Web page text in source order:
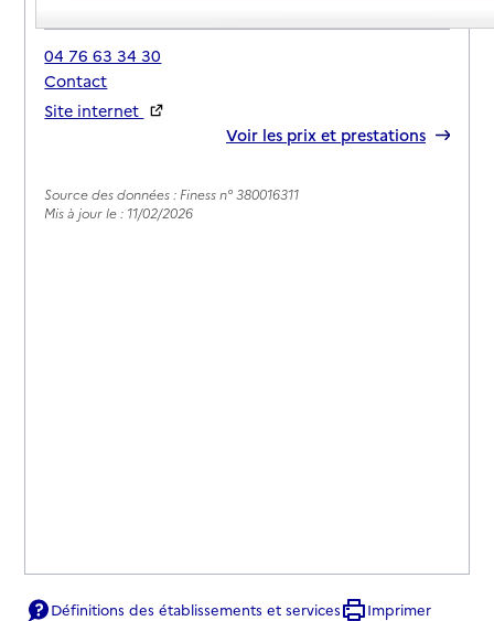
04 76 63 34 30
Contact
Site internet
Voir les prix et prestations
Source des données : Finess n° 380016311
Mis à jour le : 11/02/2026
Définitions des établissements et services
Imprimer